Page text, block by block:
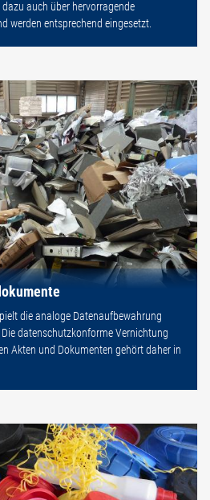
auch über hervorragende
werden entsprechend eingesetzt.
die analoge Datenaufbewahrung
datenschutzkonforme Vernichtung
Akten und Dokumenten gehört daher in